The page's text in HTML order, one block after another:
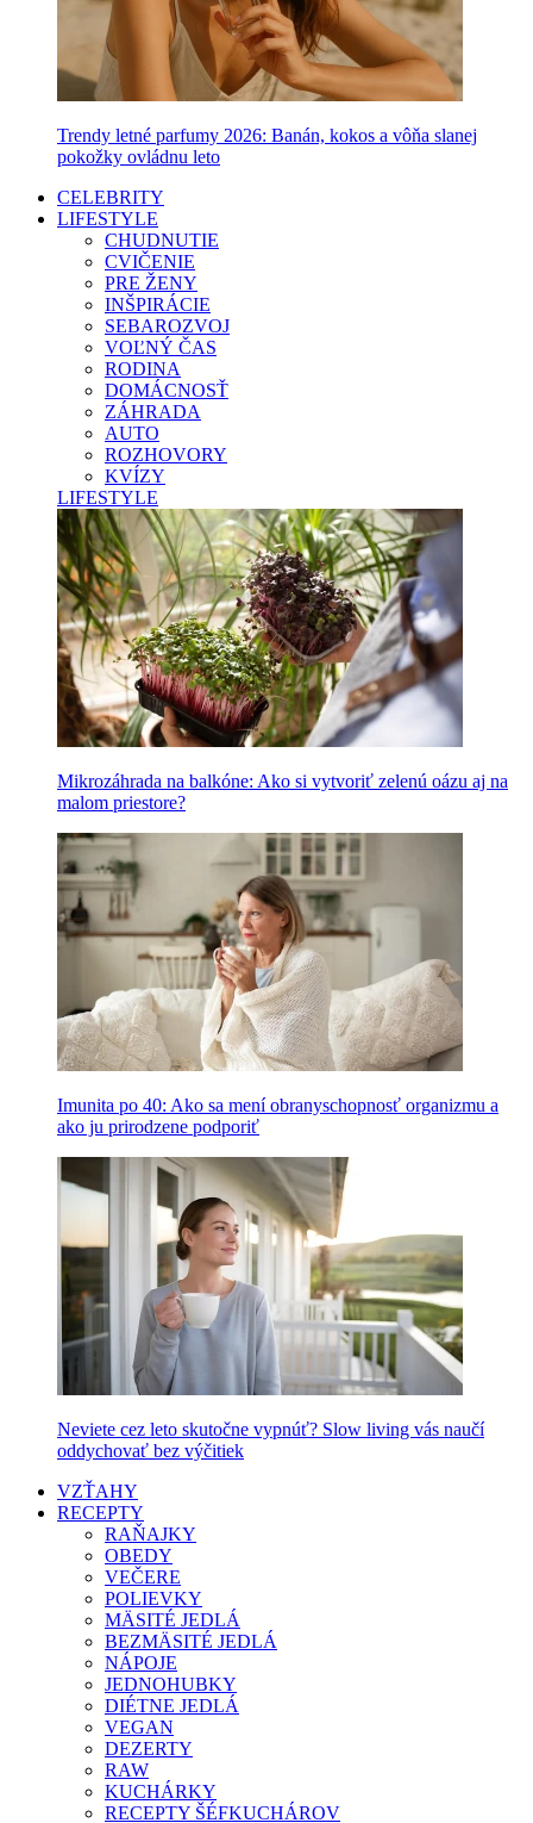
Trendy letné parfumy 2026: Banán, kokos a vôňa slanej
pokožky ovládnu leto
CELEBRITY
LIFESTYLE
CHUDNUTIE
CVIČENIE
PRE ŽENY
INŠPIRÁCIE
SEBAROZVOJ
VOĽNÝ ČAS
RODINA
DOMÁCNOSŤ
ZÁHRADA
AUTO
ROZHOVORY
KVÍZY
LIFESTYLE
Mikrozáhrada na balkóne: Ako si vytvoriť zelenú oázu aj na
malom priestore?
Imunita po 40: Ako sa mení obranyschopnosť organizmu a
ako ju prirodzene podporiť
Neviete cez leto skutočne vypnúť? Slow living vás naučí
oddychovať bez výčitiek
VZŤAHY
RECEPTY
RAŇAJKY
OBEDY
VEČERE
POLIEVKY
MÄSITÉ JEDLÁ
BEZMÄSITÉ JEDLÁ
NÁPOJE
JEDNOHUBKY
DIÉTNE JEDLÁ
VEGAN
DEZERTY
RAW
KUCHÁRKY
RECEPTY ŠÉFKUCHÁROV